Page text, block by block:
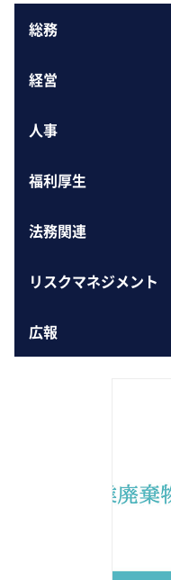
総務
経営
人事
福利厚生
法務関連
リスクマネジメント
広報